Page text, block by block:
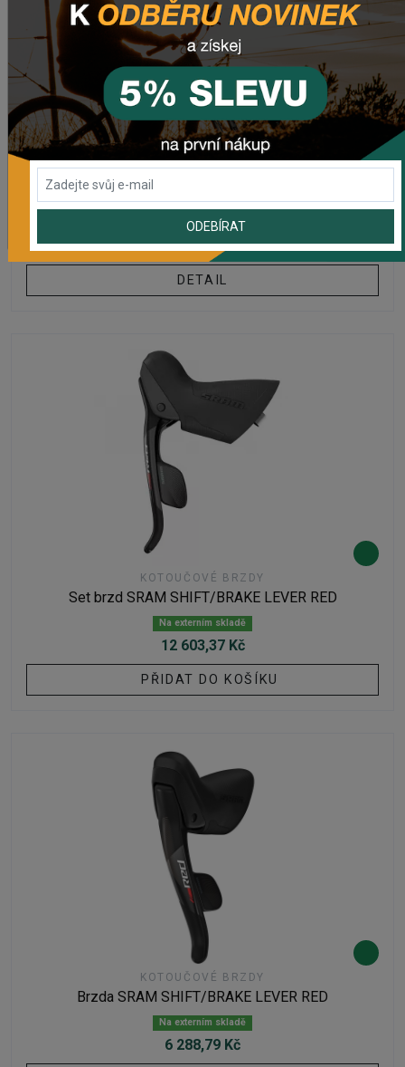
KOTOUČOVÉ BRZDY
Brzda SRAM SHIFT BRAKE CONTROL RED ERGO
DYNAMICS
Na externím skladě
od 6 165,94 Kč
DETAIL
KOTOUČOVÉ BRZDY
Set brzd SRAM SHIFT/BRAKE LEVER RED
Na externím skladě
12 603,37 Kč
PŘIDAT DO KOŠÍKU
KOTOUČOVÉ BRZDY
Brzda SRAM SHIFT/BRAKE LEVER RED
Na externím skladě
6 288,79 Kč
ODEBÍRAT